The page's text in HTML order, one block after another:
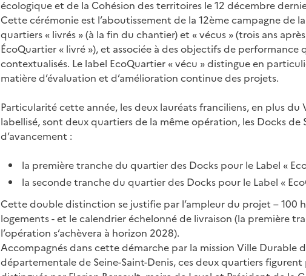
écologique et de la Cohésion des territoires le 12 décembre
Cette cérémonie est l’aboutissement de la 12ème campagne de
quartiers « livrés » (à la fin du chantier) et « vécus » (trois ans
ÉcoQuartier « livré »), et associée à des objectifs de
contextualisés. Le label EcoQuartier « vécu » distingue en
matière d’évaluation et d’amélioration continue des projets.
Particularité cette année, les deux lauréats franciliens, en plus du
labellisé, sont deux quartiers de la même opération, les Docks de
d’avancement :
la première tranche du quartier des Docks pour le Label «
la seconde tranche du quartier des Docks pour le Label «
Cette double distinction se justifie par l’ampleur du projet – 100
logements - et le calendrier échelonné de livraison (la première
l’opération s’achèvera à horizon 2028).
Accompagnés dans cette démarche par la mission Ville Durable
départementale de Seine-Saint-Denis, ces deux quartiers figurent